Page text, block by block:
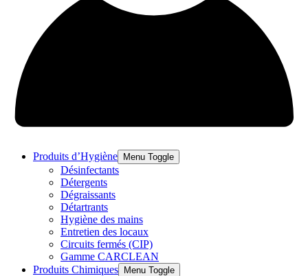
Produits d’Hygiène Menu Toggle
Désinfectants
Détergents
Dégraissants
Détartrants
Hygiène des mains
Entretien des locaux
Circuits fermés (CIP)
Gamme CARCLEAN
Produits Chimiques Menu Toggle